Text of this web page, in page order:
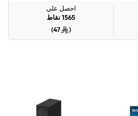
احصل على
1565 نقاط
(
47
)